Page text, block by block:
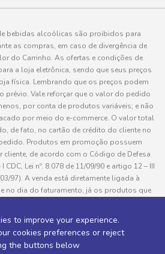
to improve your experience.
cookies preferences or reject
the buttons below
bebidas alcoólicas são proibidos para
as compras, em caso de divergência de
do Carrinho. As ofertas e condições de
a loja eletrônica, sendo que seus preços
física. Lembrando que os preços podem
prévio. Vale reforçar que o valor do pedido
por conta de produtos variáveis; e não
por meio do e-commerce. O valor total
de fato, no cartão de crédito do cliente no
Produtos em promoção possuem
de acordo com o Código de Defesa
Lei nº. 8.078 de 11/09/90 e artigo 12 – III
97). A venda está diretamente ligada à
no dia do faturamento, já os produtos que
será entregue e o valor do item não será
no site são ilustrativas, podendo haver
real e todos os pedidos estão sujeitos à